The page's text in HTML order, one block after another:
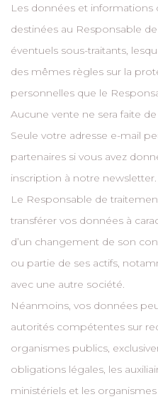
Les données et informations
destinées au Responsable
éventuels sous-traitants,
des mêmes règles sur la
personnelles que le
Aucune vente ne sera faite
Seule votre adresse e-mail
partenaires si vous avez
inscription à notre newsletter.
Le Responsable de
transférer vos données à
d’un changement de son
ou partie de ses actifs,
avec une autre société.
Néanmoins, vos données
autorités compétentes sur
organismes publics,
obligations légales, les
ministériels et les